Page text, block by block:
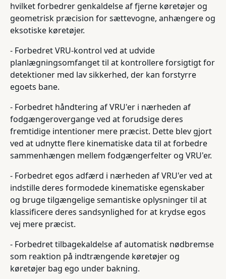
hvilket forbedrer genkaldelse af fjerne køretøjer og
geometrisk præcision for sættevogne, anhængere og
eksotiske køretøjer.
- Forbedret VRU-kontrol ved at udvide
planlægningsomfanget til at kontrollere forsigtigt for
detektioner med lav sikkerhed, der kan forstyrre
egoets bane.
- Forbedret håndtering af VRU'er i nærheden af
fodgængerovergange ved at forudsige deres
fremtidige intentioner mere præcist. Dette blev gjort
ved at udnytte flere kinematiske data til at forbedre
sammenhængen mellem fodgængerfelter og VRU'er.
- Forbedret egos adfærd i nærheden af VRU'er ved at
indstille deres formodede kinematiske egenskaber
og bruge tilgængelige semantiske oplysninger til at
klassificere deres sandsynlighed for at krydse egos
vej mere præcist.
- Forbedret tilbagekaldelse af automatisk nødbremse
som reaktion på indtrængende køretøjer og
køretøjer bag ego under bakning.